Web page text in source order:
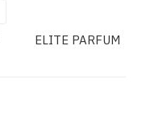
ELITE PARFUM